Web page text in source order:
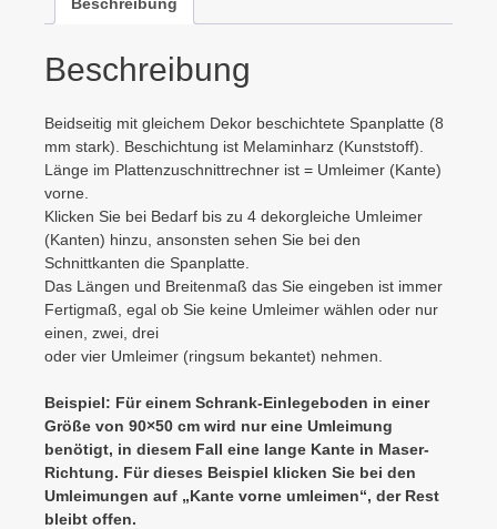
Beschreibung
Beidseitig mit gleichem Dekor beschichtete Spanplatte (8
mm stark). Beschichtung ist Melaminharz (Kunststoff).
Länge im Plattenzuschnittrechner ist = Umleimer (Kante)
vorne.
Klicken Sie bei Bedarf bis zu 4 dekorgleiche Umleimer
(Kanten) hinzu, ansonsten sehen Sie bei den
Schnittkanten die Spanplatte.
Das Längen und Breitenmaß das Sie eingeben ist immer
Fertigmaß, egal ob Sie keine Umleimer wählen oder nur
einen, zwei, drei
oder vier Umleimer (ringsum bekantet) nehmen.
Beispiel: Für einem Schrank-Einlegeboden in einer
Größe von 90×50 cm wird nur eine Umleimung
benötigt, in diesem Fall eine lange Kante in Maser-
Richtung. Für dieses Beispiel klicken Sie bei den
Umleimungen auf „Kante vorne umleimen“, der Rest
bleibt offen.